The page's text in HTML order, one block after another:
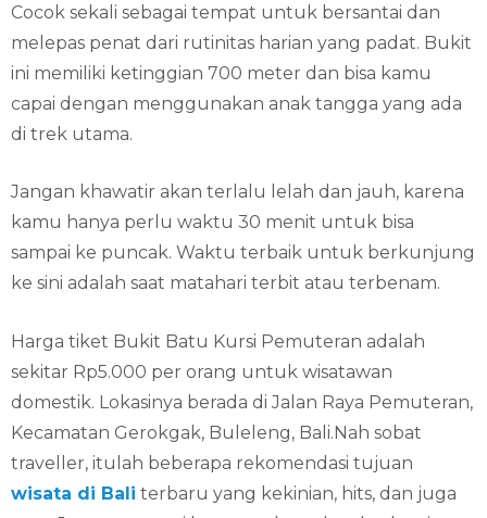
Cocok sekali sebagai tempat untuk bersantai dan
melepas penat dari rutinitas harian yang padat. Bukit
ini memiliki ketinggian 700 meter dan bisa kamu
capai dengan menggunakan anak tangga yang ada
di trek utama.
Jangan khawatir akan terlalu lelah dan jauh, karena
kamu hanya perlu waktu 30 menit untuk bisa
sampai ke puncak. Waktu terbaik untuk berkunjung
ke sini adalah saat matahari terbit atau terbenam.
Harga tiket Bukit Batu Kursi Pemuteran adalah
sekitar Rp5.000 per orang untuk wisatawan
domestik. Lokasinya berada di Jalan Raya Pemuteran,
Kecamatan Gerokgak, Buleleng, Bali.Nah sobat
traveller, itulah beberapa rekomendasi tujuan
wisata di Bali terbaru yang kekinian, hits, dan juga